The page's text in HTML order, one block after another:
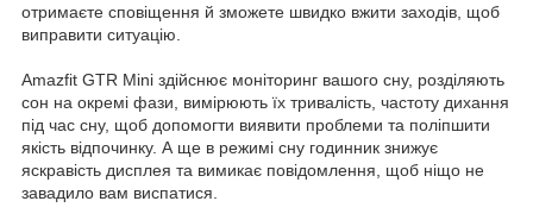
отримаєте сповіщення й зможете швидко вжити заходів, щоб
виправити ситуацію.
Amazfit GTR Mini здійснює моніторинг вашого сну, розділяють
сон на окремі фази, вимірюють їх тривалість, частоту дихання
під час сну, щоб допомогти виявити проблеми та поліпшити
якість відпочинку. А ще в режимі сну годинник знижує
яскравість дисплея та вимикає повідомлення, щоб ніщо не
завадило вам виспатися.